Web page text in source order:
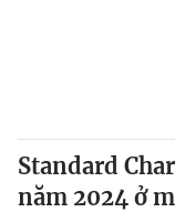
VTV9
Standard
năm 2024 ở